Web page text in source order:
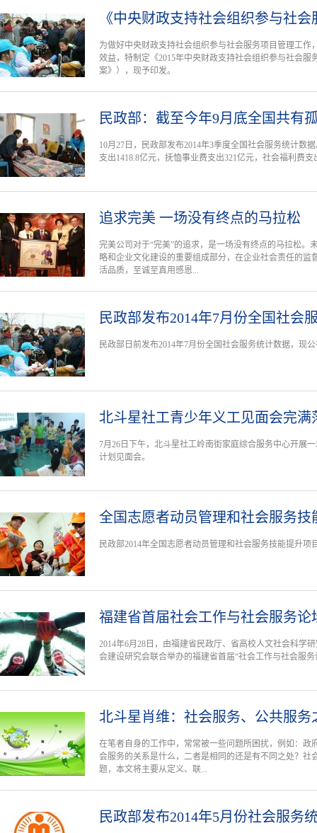
《中央财政支持社会组织参与社
为做好中央财政支持社会组织参与社会服务项目管理工作
效益，特制定《2015年中央财政支持社会组织参与社会服
案》），现予印发。
民政部：截至今年9月底全国共有
10月27日，民政部发布2014年3季度全国社会服务统计数
支出1418.8亿元，抚恤事业费支出321亿元，社会福利费支
追求完美 一场没有终点的马拉松
完美公司对于“完美”的追求，是一场没有终点的马拉松。
略和企业文化建设的重要组成部分，在企业社会责任的监
活品质，至诚至真用感恩...
民政部发布2014年7月份全国社会
民政部日前发布2014年7月份全国社会服务统计数据，现
北斗星社工青少年义工见面会完满
7月26日下午，北斗星社工岭南街家庭综合服务中心开展
计划见面会。
全国志愿者动员管理和社会服务技
民政部2014年全国志愿者动员管理和社会服务技能提升项
福建省首届社会工作与社会服务论
2014年6月28日，由福建省民政厅、省高校人文社会科
会建设研究会联合举办的福建省首届“社会工作与社会服
北斗星肖维：社会服务、公共服务
在笔者自身的工作中，常常被一些问题所困扰，例如：政
会服务的关系是什么，二者是相同的还是有不同之处？社
题，本文将主要从定义、联...
民政部发布2014年5月份社会服务